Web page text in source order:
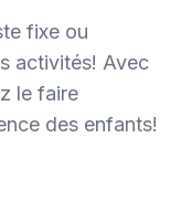
fixe ou
activités! Avec
le faire
des enfants!